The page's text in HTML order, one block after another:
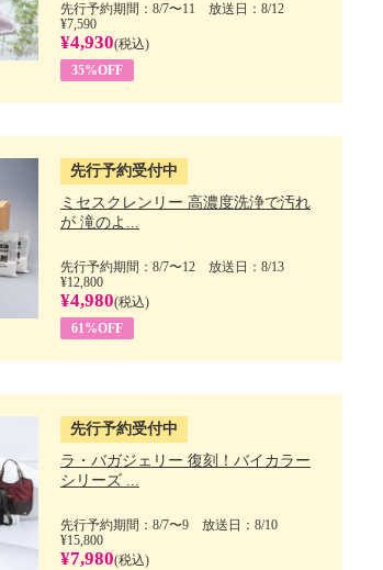
先行予約期間：8/7〜11 放送日：8/12
¥7,590
¥4,930(税込)
35%OFF
先行予約受付中
ミセスクレンリー 高濃度洗浄で汚れ
が 滝のよ...
先行予約期間：8/7〜12 放送日：8/13
¥12,800
¥4,980(税込)
61%OFF
先行予約受付中
ラ・バガジェリー 復刻！バイカラー
シリーズ ...
先行予約期間：8/7〜9 放送日：8/10
¥15,800
¥7,980(税込)